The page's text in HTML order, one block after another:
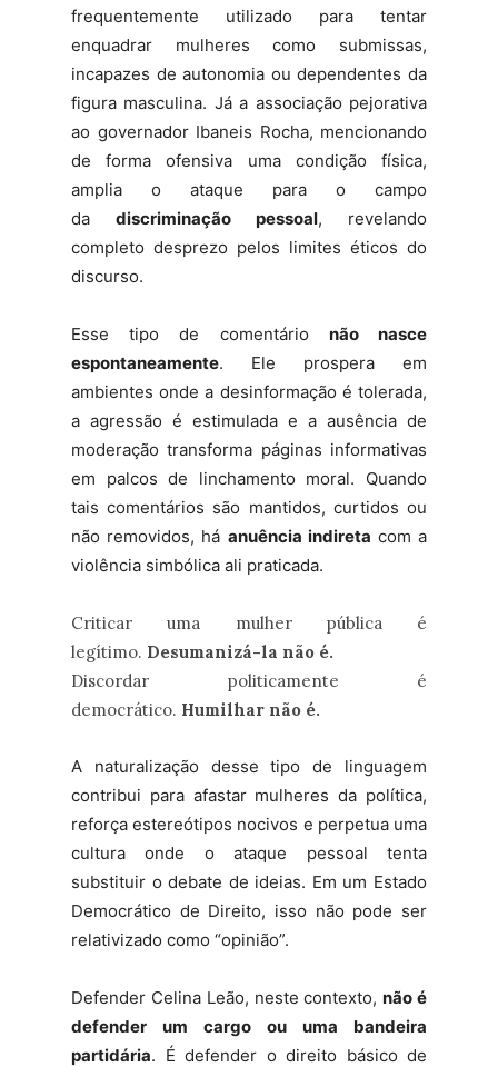
frequentemente utilizado para tentar
enquadrar mulheres como submissas,
incapazes de autonomia ou dependentes da
figura masculina. Já a associação pejorativa
ao governador Ibaneis Rocha, mencionando
de forma ofensiva uma condição física,
amplia o ataque para o campo
da discriminação pessoal, revelando
completo desprezo pelos limites éticos do
discurso.
Esse tipo de comentário não nasce
espontaneamente. Ele prospera em
ambientes onde a desinformação é tolerada,
a agressão é estimulada e a ausência de
moderação transforma páginas informativas
em palcos de linchamento moral. Quando
tais comentários são mantidos, curtidos ou
não removidos, há anuência indireta com a
violência simbólica ali praticada.
Criticar uma mulher pública é
legítimo. Desumanizá-la não é.
Discordar politicamente é
democrático. Humilhar não é.
A naturalização desse tipo de linguagem
contribui para afastar mulheres da política,
reforça estereótipos nocivos e perpetua uma
cultura onde o ataque pessoal tenta
substituir o debate de ideias. Em um Estado
Democrático de Direito, isso não pode ser
relativizado como “opinião”.
Defender Celina Leão, neste contexto,não é
defender um cargo ou uma bandeira
partidária. É defender o direito básico de